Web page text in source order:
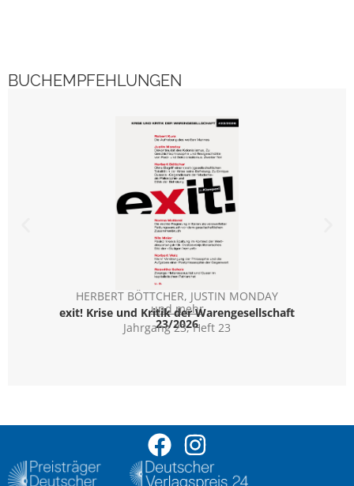
BUCHEMPFEHLUNGEN
HERBERT BÖTTCHER, JUSTIN MONDAY
und mehr
exit! Krise und Kritik der Warengesellschaft
23/2026
Jahrgang 23, Heft 23